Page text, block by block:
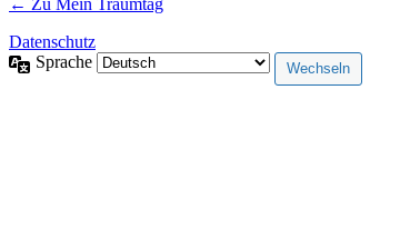
← Zu Mein Traumtag
Datenschutz
Sprache